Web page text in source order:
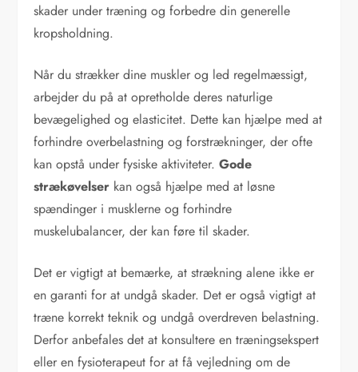
skader under træning og forbedre din generelle
kropsholdning.
Når du strækker dine muskler og led regelmæssigt,
arbejder du på at opretholde deres naturlige
bevægelighed og elasticitet. Dette kan hjælpe med at
forhindre overbelastning og forstrækninger, der ofte
kan opstå under fysiske aktiviteter.Gode
strækøvelser kan også hjælpe med at løsne
spændinger i musklerne og forhindre
muskelubalancer, der kan føre til skader.
Det er vigtigt at bemærke, at strækning alene ikke er
en garanti for at undgå skader. Det er også vigtigt at
træne korrekt teknik og undgå overdreven belastning.
Derfor anbefales det at konsultere en træningsekspert
eller en fysioterapeut for at få vejledning om de